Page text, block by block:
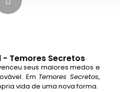
Temores Secretos
seus maiores medos e
Em Temores Secretos,
vida de uma nova forma.